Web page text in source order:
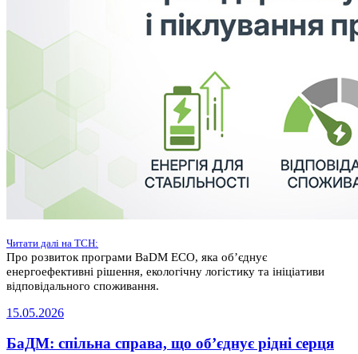
Читати далі на ТСН:
Про розвиток програми BaDM ECO, яка об’єднує
енергоефективні рішення, екологічну логістику та ініціативи
відповідального споживання.
15.05.2026
БаДМ: спільна справа, що об’єднує рідні серця